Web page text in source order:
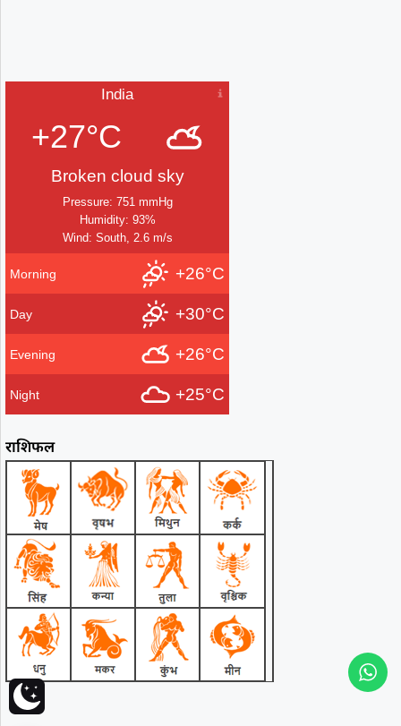
India
+27°C
Broken cloud sky
Pressure: 751 mmHg
Humidity: 93%
Wind: South, 2.6 m/s
Morning +26°C
Day +30°C
Evening +26°C
Night +25°C
राशिफल